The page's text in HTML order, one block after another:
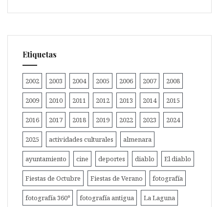
Etiquetas
2002 2003 2004 2005 2006 2007 2008
2009 2010 2011 2012 2013 2014 2015
2016 2017 2018 2019 2022 2023 2024
2025 actividades culturales almenara
ayuntamiento cine deportes diablo El diablo
Fiestas de Octubre Fiestas de Verano fotografía
fotografía 360º fotografía antigua La Laguna